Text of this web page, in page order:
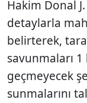
Hakim Donal
detaylarla
belirterek,
savunmaları
geçmeyecek
sunmalarını